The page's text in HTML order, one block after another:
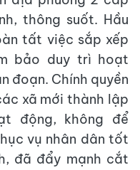
thông suốt. Hầu
tất việc sắp xếp
bảo duy trì hoạt
đoạn. Chính quyền
xã mới thành lập
động, không để
vụ nhân dân tốt
đã đẩy mạnh cắt